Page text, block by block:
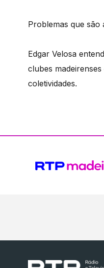
Problemas que são
Edgar Velosa
clubes
coletividades.